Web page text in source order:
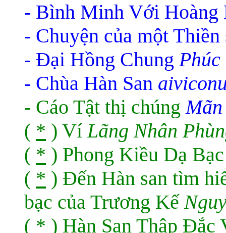
- Bình Minh Với
- Chuyện của một
- Đại Hồng Chung Phúc
- Chùa Hàn San
- Cáo Tật thị chúng
( * ) VíLãng Nhân
( * ) Phong Kiều Dạ
( * ) Ðến Hàn san tìm
bạc của Trương Kế
( * ) Hàn San Thập Ðắc